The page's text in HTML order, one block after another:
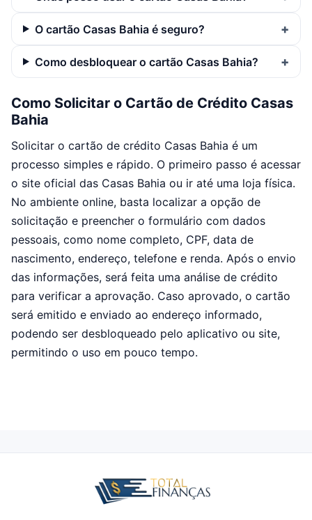
O cartão Casas Bahia é seguro?
Como desbloquear o cartão Casas Bahia?
Como Solicitar o Cartão de Crédito Casas
Bahia
Solicitar o cartão de crédito Casas Bahia é um
processo simples e rápido. O primeiro passo é acessar
o site oficial das Casas Bahia ou ir até uma loja física.
No ambiente online, basta localizar a opção de
solicitação e preencher o formulário com dados
pessoais, como nome completo, CPF, data de
nascimento, endereço, telefone e renda. Após o envio
das informações, será feita uma análise de crédito
para verificar a aprovação. Caso aprovado, o cartão
será emitido e enviado ao endereço informado,
podendo ser desbloqueado pelo aplicativo ou site,
permitindo o uso em pouco tempo.